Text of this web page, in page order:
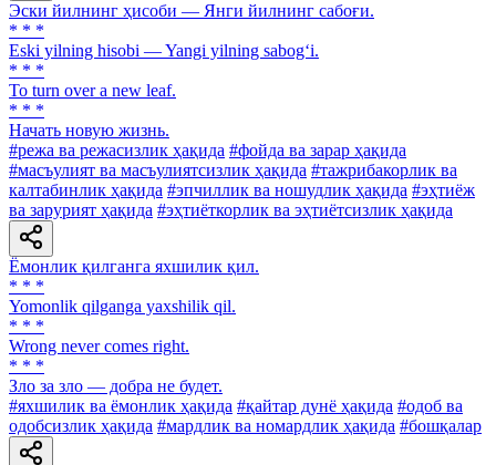
Эски йилнинг ҳисоби — Янги йилнинг сабоғи.
* * *
Eski yilning hisobi — Yangi yilning sabog‘i.
* * *
To turn over a new leaf.
* * *
Начать новую жизнь.
#режа ва режасизлик ҳақида #фойда ва зарар ҳақида
#масъулият ва масъулиятсизлик ҳақида #тажрибакорлик ва
калтабинлик ҳақида #эпчиллик ва ношудлик ҳақида #эҳтиёж
ва зарурият ҳақида #эҳтиёткорлик ва эҳтиётсизлик ҳақида
Ёмонлик қилганга яхшилик қил.
* * *
Yomonlik qilganga yaxshilik qil.
* * *
Wrong never comes right.
* * *
Зло за зло — добра не будет.
#яхшилик ва ёмонлик ҳақида #қайтар дунё ҳақида #одоб ва
одобсизлик ҳақида #мардлик ва номардлик ҳақида #бошқалар